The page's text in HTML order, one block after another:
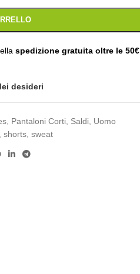
spedizione gratuita oltre le 50€
desideri
Pantaloni Corti Saldi Uomo
shorts, sweat